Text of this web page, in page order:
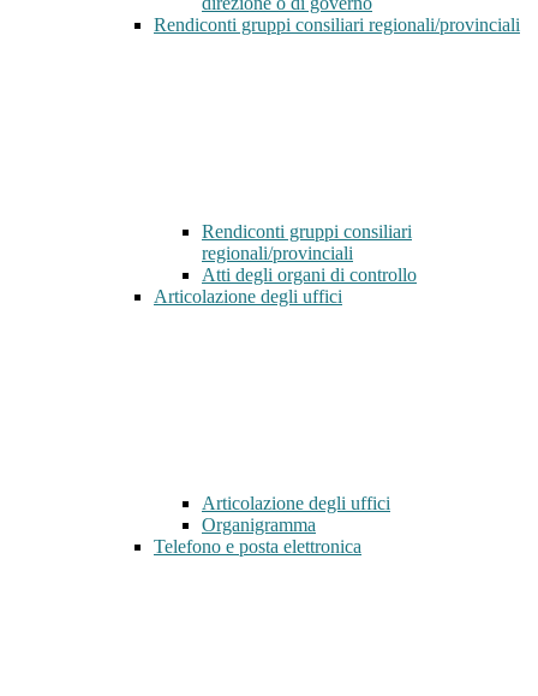
Rendiconti gruppi consiliari regionali/provinciali
Rendiconti gruppi consiliari
regionali/provinciali
Atti degli organi di controllo
Articolazione degli uffici
Articolazione degli uffici
Organigramma
Telefono e posta elettronica